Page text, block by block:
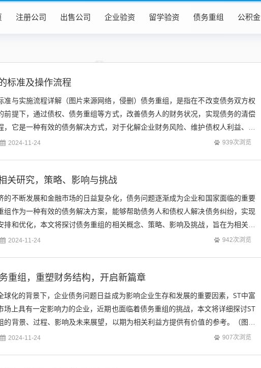
注册公司 出售公司 企业验资 留学验资 债务重组 公积金
标准及操作流程
准与实施流程详解（图片来源网络，侵删）债务重组，是指在不改变债务双方权
前提下，通过债权、债务重组等方式，改善债务人的财务状况，实现债务的清偿
，它是一种有效的债务解决方式，对于化解企业财务风险、维护债权人利益、促
展具有重要意义，本文将详细介绍债务重组的标...
2024-11-24 939次浏览
关研究，策略、影响与挑战
的不断发展和金融市场的日益复杂化，债务问题逐渐成为企业和国家面临的重要
组作为一种有效的债务解决方案，能够帮助债务人和债权人解决债务纠纷，实现
排和优化，本文将探讨债务重组的相关概念、策略、影响及挑战，旨在为相关领
践提供参考。（图片来源网络，侵删）债务重组...
2024-11-24 942次浏览
重组，重塑财务结构，开启新篇章
球化的背景下，企业债务问题日益成为影响企业生存和发展的重要因素，ST中富
场上具有一定影响力的企业，近期也面临着债务重组的挑战，本文将详细探讨ST
的背景、过程、影响及未来展望，以期为相关利益方提供有价值的参考。（图片
）ST中富债务重组背景ST中富是一家...
2024-11-24 907次浏览